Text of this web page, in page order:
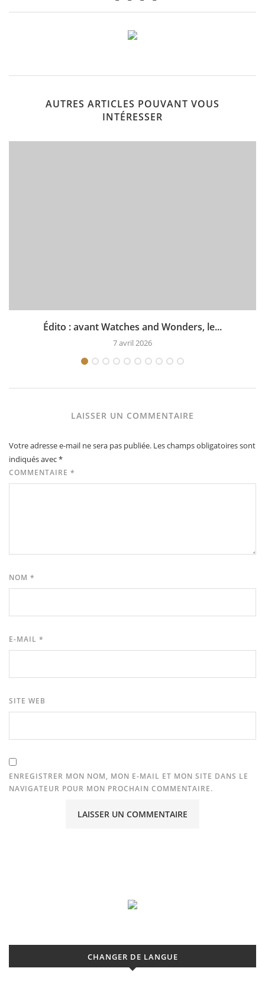
AUTRES ARTICLES POUVANT VOUS
INTÉRESSER
Édito : avant Watches and Wonders, le...
7 avril 2026
LAISSER UN COMMENTAIRE
Votre adresse e-mail ne sera pas publiée. Les champs obligatoires sont
indiqués avec*
COMMENTAIRE *
NOM *
E-MAIL *
SITE WEB
ENREGISTRER MON NOM, MON E-MAIL ET MON SITE DANS LE
NAVIGATEUR POUR MON PROCHAIN COMMENTAIRE.
CHANGER DE LANGUE